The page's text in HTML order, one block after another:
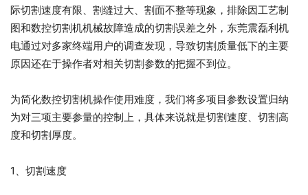
际切割速度有限、割缝过大、割面不整等现象，排除因工艺制
图和数控切割机机械故障造成的切割误差之外，东莞震磊利机
电通过对多家终端用户的调查发现，导致切割质量低下的主要
原因还在于操作者对相关切割参数的把握不到位。
为简化数控切割机操作使用难度，我们将多项目参数设置归纳
为对三项主要参量的控制上，具体来说就是切割速度、切割高
度和切割厚度。
1、切割速度